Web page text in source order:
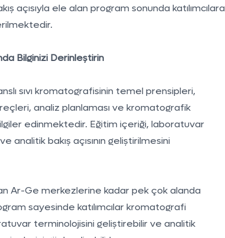
açısıyla ele alan program sonunda katılımcılara
Bilginizi Derinleştirin
sıvı kromatografisinin temel prensipleri,
analiz planlaması ve kromatografik
edinmektedir. Eğitim içeriği, laboratuvar
analitik bakış açısının geliştirilmesini
Ar-Ge merkezlerine kadar pek çok alanda
sayesinde katılımcılar kromatografi
terminolojisini geliştirebilir ve analitik